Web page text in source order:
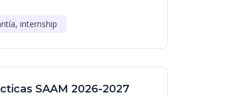
internship
SAAM 2026-2027